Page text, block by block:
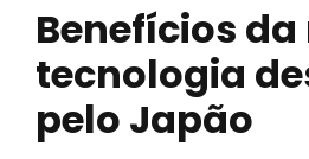
Benefícios
tecnologia
pelo Japão